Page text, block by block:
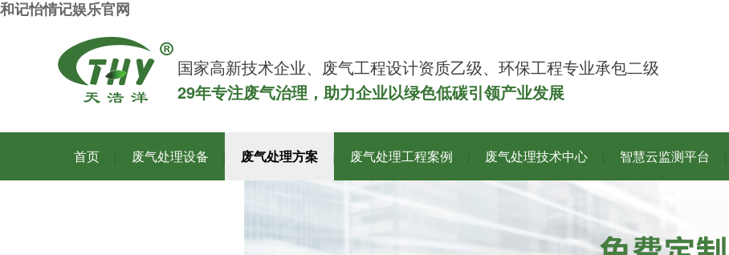
和记怡情记娱乐官网
国家高新技术企业、废气工程设计资质乙级、环保工程专业承包二级
29年专注废气治理，助力企业以绿色低碳引领产业发展
首页 废气处理设备 废气处理方案 废气处理工程案例 废气处理技术中心 智慧云监测平台